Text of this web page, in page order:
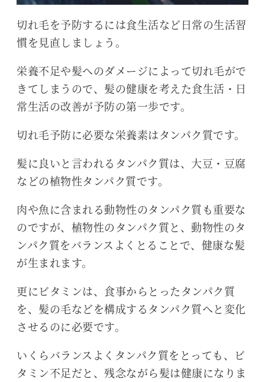
切れ毛を予防するには食生活など日常の生活習
慣を見直しましょう。
栄養不足や髪へのダメージによって切れ毛がで
きてしまうので、髪の健康を考えた食生活・日
常生活の改善が予防の第一歩です。
切れ毛予防に必要な栄養素はタンパク質です。
髪に良いと言われるタンパク質は、大豆・豆腐
などの植物性タンパク質です。
肉や魚に含まれる動物性のタンパク質も重要な
のですが、植物性のタンパク質と、動物性のタ
ンパク質をバランスよくとることで、健康な髪
が生まれます。
更にビタミンは、食事からとったタンパク質
を、髪の毛などを構成するタンパク質へと変化
させるのに必要です。
いくらバランスよくタンパク質をとっても、ビ
タミン不足だと、残念ながら髪は健康になりま